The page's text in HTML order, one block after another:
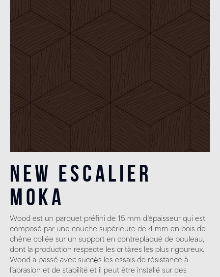
New Escalier
Moka
Wood est un parquet préfini de 15 mm d’épaisseur qui est
composé par une couche supérieure de 4 mm en bois de
chêne collée sur un support en contreplaqué de bouleau,
dont la production respecte les critères les plus rigoureux.
Wood a passé avec succès les essais de résistance à
l’abrasion et de stabilité et il peut être installé sur des